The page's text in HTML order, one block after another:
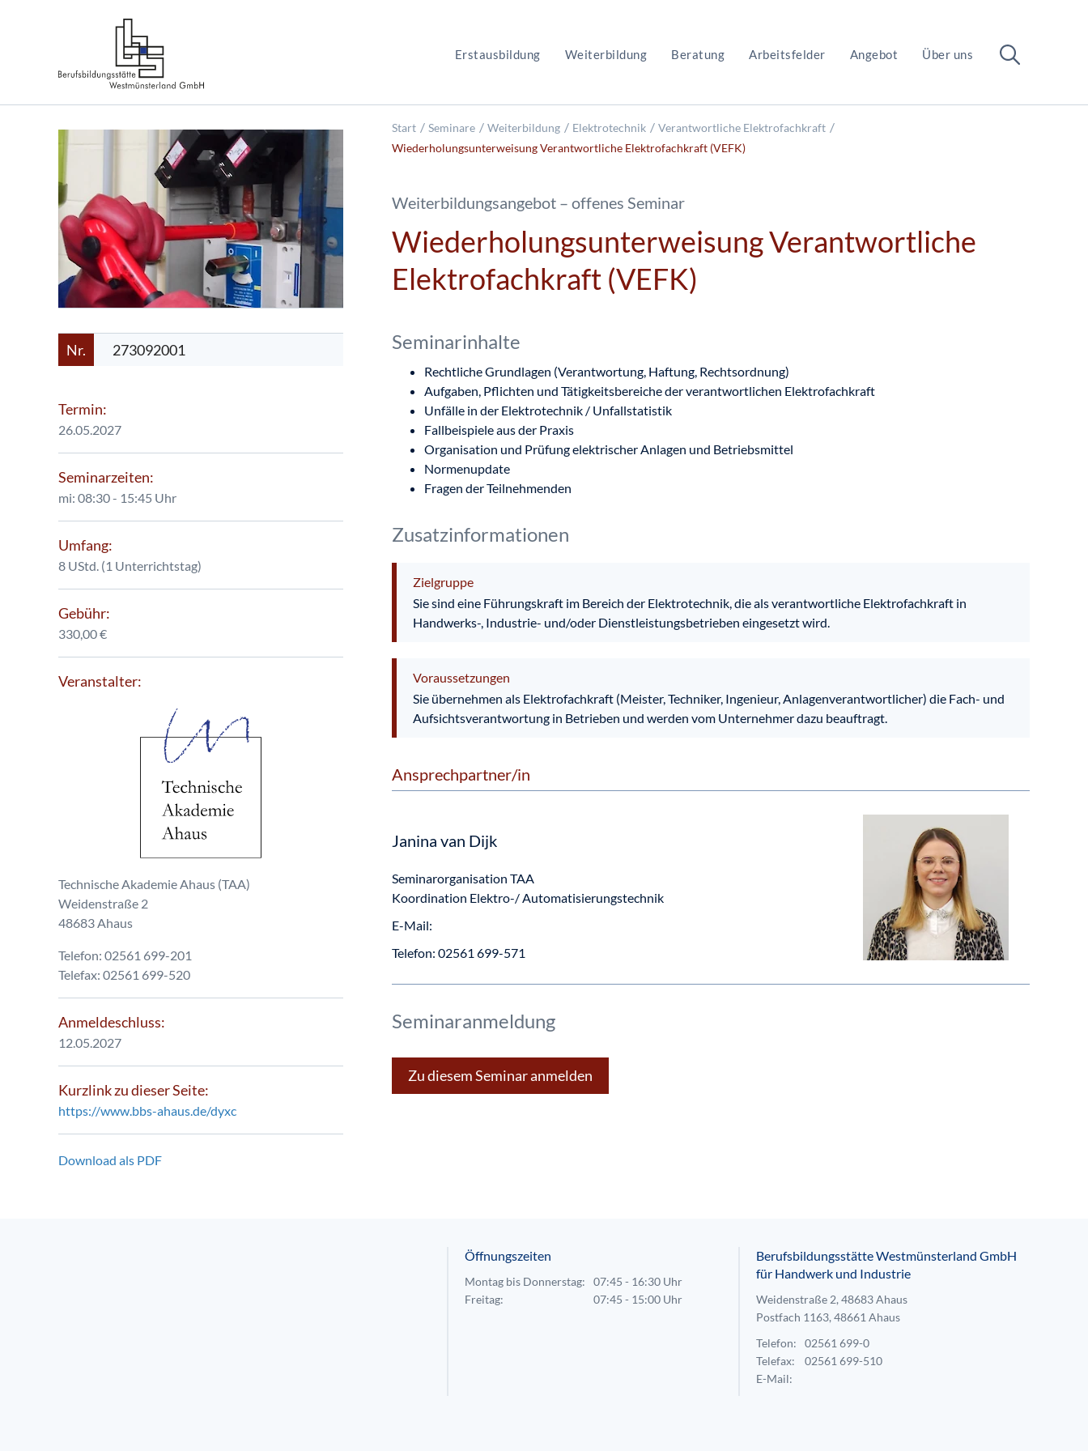
Erstausbildung Weiterbildung Beratung Arbeitsfelder Angebot Über uns
Nr. 273092001
Termin:
26.05.2027
Seminarzeiten:
mi: 08:30 - 15:45 Uhr
Umfang:
8 UStd. (1 Unterrichtstag)
Gebühr:
330,00 €
Veranstalter:
Technische Akademie Ahaus (TAA)
Weidenstraße 2
48683 Ahaus
Telefon: 02561 699-201
Telefax: 02561 699-520
Anmeldeschluss:
12.05.2027
Kurzlink zu dieser Seite:
https://www.bbs-ahaus.de/dyxc
Download als PDF
Start Seminare Weiterbildung Elektrotechnik
Verantwortliche Elektrofachkraft
Wiederholungsunterweisung Verantwortliche Elektrofachkraft (VEFK)
Weiterbildungsangebot – offenes Seminar
Wiederholungsunterweisung Verantwortliche
Elektrofachkraft (VEFK)
Seminarinhalte
Rechtliche Grundlagen (Verantwortung, Haftung, Rechtsordnung)
Aufgaben, Pflichten und Tätigkeitsbereiche der verantwortlichen Elektrofachkraft
Unfälle in der Elektrotechnik / Unfallstatistik
Fallbeispiele aus der Praxis
Organisation und Prüfung elektrischer Anlagen und Betriebsmittel
Normenupdate
Fragen der Teilnehmenden
Zusatzinformationen
Zielgruppe
Sie sind eine Führungskraft im Bereich der Elektrotechnik, die als verantwortliche Elektrofachkraft in
Handwerks-, Industrie- und/oder Dienstleistungsbetrieben eingesetzt wird.
Voraussetzungen
Sie übernehmen als Elektrofachkraft (Meister, Techniker, Ingenieur, Anlagenverantwortlicher) die Fach- und
Aufsichtsverantwortung in Betrieben und werden vom Unternehmer dazu beauftragt.
Ansprechpartner/in
Janina van Dijk
Seminarorganisation TAA
Koordination Elektro-/ Automatisierungstechnik
E-Mail:
Telefon: 02561 699-571
Seminaranmeldung
Zu diesem Seminar anmelden
Öffnungszeiten
Montag bis Donnerstag:
07:45 - 16:30 Uhr
Freitag:
07:45 - 15:00 Uhr
Berufsbildungsstätte Westmünsterland GmbH
für Handwerk und Industrie
Weidenstraße 2, 48683 Ahaus
Postfach 1163, 48661 Ahaus
Telefon:
02561 699-0
Telefax:
02561 699-510
E-Mail: